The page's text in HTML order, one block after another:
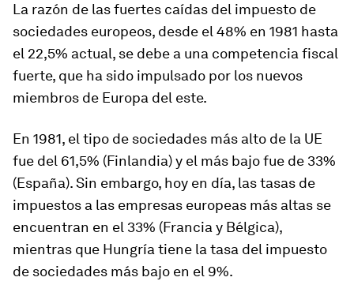
La razón de las fuertes caídas del impuesto de
sociedades europeos, desde el 48% en 1981 hasta
el 22,5% actual, se debe a una competencia fiscal
fuerte, que ha sido impulsado por los nuevos
miembros de Europa del este.
En 1981, el tipo de sociedades más alto de la UE
fue del 61,5% (Finlandia) y el más bajo fue de 33%
(España). Sin embargo, hoy en día, las tasas de
impuestos a las empresas europeas más altas se
encuentran en el 33% (Francia y Bélgica),
mientras que Hungría tiene la tasa del impuesto
de sociedades más bajo en el 9%.